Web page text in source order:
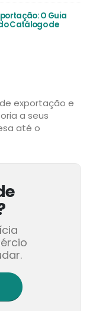
O Guia
Catálogo de
a seus
até o